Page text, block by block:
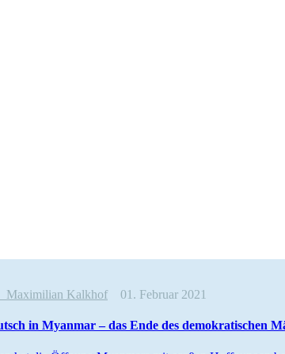
Maximilian Kalkhof 01. Februar 2021
in Myanmar – das Ende des demokra­ti­schen